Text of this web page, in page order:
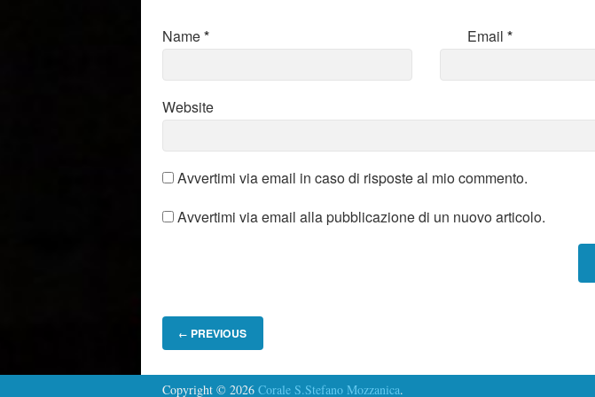
Name* Email*
Website
Avvertimi via email in caso di risposte al mio commento.
Avvertimi via email alla pubblicazione di un nuovo articolo.
← PREVIOUS
Copyright © 2026 Corale S.Stefano Mozzanica.